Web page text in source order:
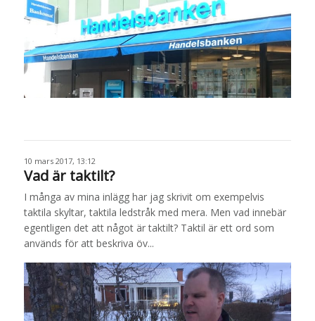
10 mars 2017, 13:12
Vad är taktilt?
I många av mina inlägg har jag skrivit om exempelvis
taktila skyltar, taktila ledstråk med mera. Men vad innebär
egentligen det att något är taktilt? Taktil är ett ord som
används för att beskriva öv...